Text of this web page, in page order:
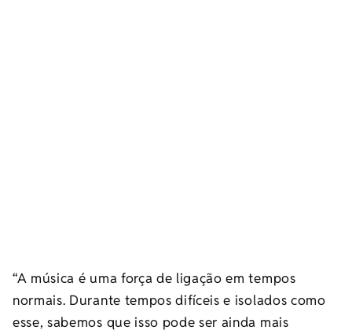
“A música é uma força de ligação em tempos
normais. Durante tempos difíceis e isolados como
esse, sabemos que isso pode ser ainda mais